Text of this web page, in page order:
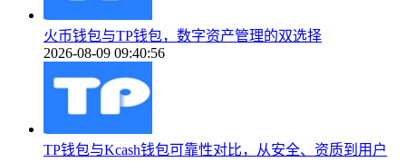
火币钱包与TP钱包，数字资产管理的双选择
2026-08-09 09:40:56
TP钱包与Kcash钱包可靠性对比，从安全、资质到用户